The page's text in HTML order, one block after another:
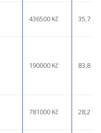
436500 Kč 35,7
190000 Kč 83,8
781000 Kč 28,2